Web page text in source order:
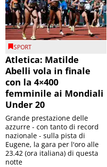
SPORT
Atletica: Matilde
Abelli vola in finale
con la 4×400
femminile ai Mondiali
Under 20
Grande prestazione delle
azzurre - con tanto di record
nazionale - sulla pista di
Eugene, la gara per l'oro alle
23.42 (ora italiana) di questa
notte